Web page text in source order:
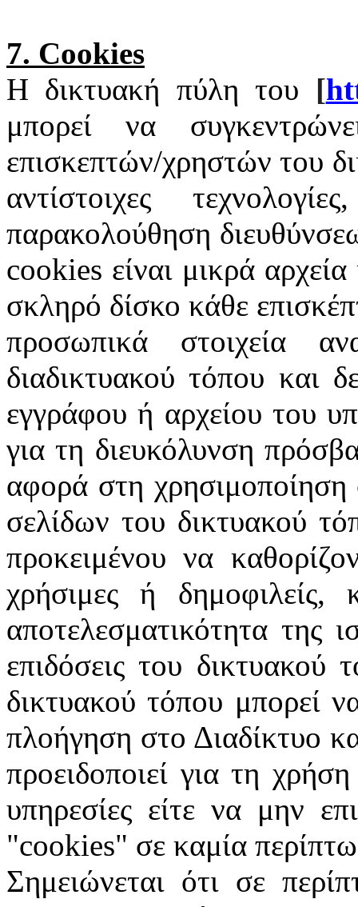
7. Cookies
Η δικτυακή πύλη του [
μπορεί να
επισκεπτών/χρηστών του
αντίστοιχες
παρακολούθηση
cookies είναι μικρά
σκληρό δίσκο κάθε
προσωπικά στοιχεία
διαδικτυακού τόπου και
εγγράφου ή αρχείου του
για τη διευκόλυνση
αφορά στη
σελίδων του δικτυακού
προκειμένου να
χρήσιμες ή
αποτελεσματικότητα της
επιδόσεις του δικτυακού
δικτυακού τόπου μπορεί
πλοήγηση στο Διαδίκτυο
προειδοποιεί για τη
υπηρεσίες είτε να μην
"cookies" σε καμία
Σημειώνεται ότι σε